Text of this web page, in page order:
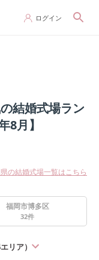
ログイン
結婚式場ラン
8月】
の結婚式場一覧はこちら
福岡市博多区
32件
エリア）